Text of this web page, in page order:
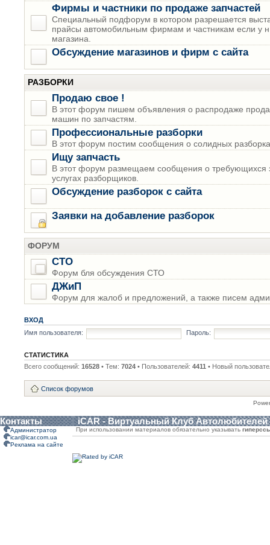
Фирмы и частники по продаже запчастей
Специальный подфорум в котором разрешается
прайсы автомобильным фирмам и частникам если у
магазина.
Обсуждение магазинов и фирм с сайта
РАЗБОРКИ
Продаю свое !
В этот форум пишем объявления о распродаже
машин по запчастям.
Профессиональные разборки
В этот форум постим сообщения о солидных
Ищу запчасть
В этот форум размещаем сообщения о требующихся
услугах разборщиков.
Обсуждение разборок с сайта
Заявки на добавление разборок
ФОРУМ
СТО
Форум бля обсуждения СТО
ДЖиП
Форум для жалоб и предложений, а также писем
ВХОД
Имя пользователя:
Пароль:
СТАТИСТИКА
Всего сообщений: 16528 • Тем: 7024 • Пользователей: 4411 • Новый
Список форумов
Контакты iCAR - Виртуальный Клуб Автолюбителей
Администратор
icar@icar.com.ua
Реклама на сайте
При использовании материалов обязательно указывать